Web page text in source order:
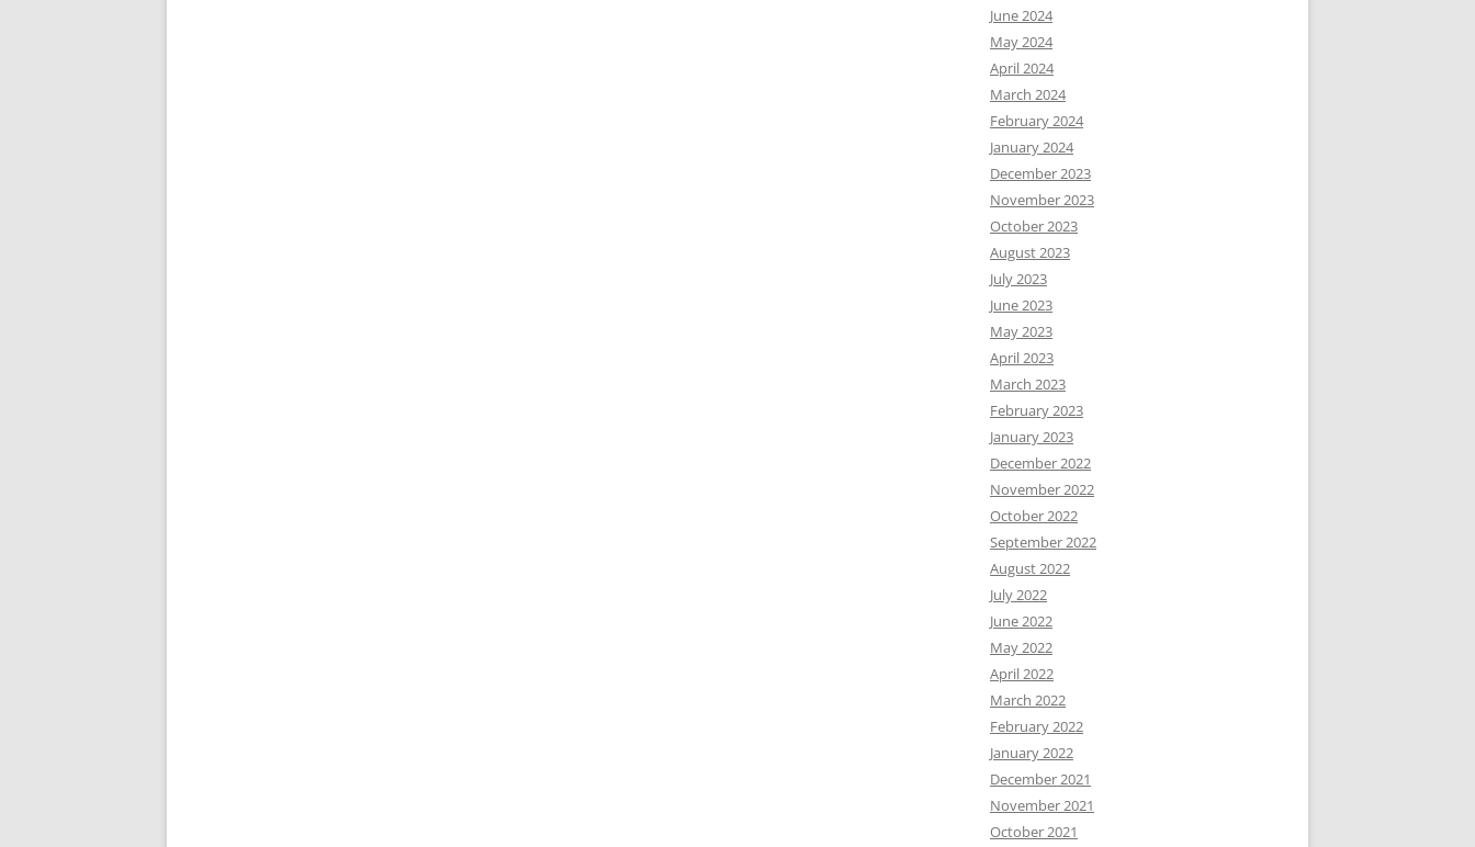
June 2024
May 2024
April 2024
March 2024
February 2024
January 2024
December 2023
November 2023
October 2023
August 2023
July 2023
June 2023
May 2023
April 2023
March 2023
February 2023
January 2023
December 2022
November 2022
October 2022
September 2022
August 2022
July 2022
June 2022
May 2022
April 2022
March 2022
February 2022
January 2022
December 2021
November 2021
October 2021